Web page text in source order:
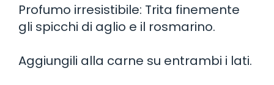
Profumo irresistibile: Trita finemente
gli spicchi di aglio e il rosmarino.
Aggiungili alla carne su entrambi i lati.